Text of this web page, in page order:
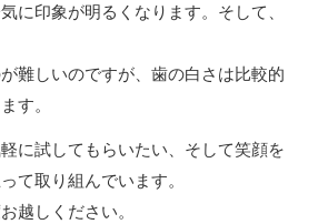
に印象が明るくなります。そして、
難しいのですが、歯の白さは比較的
す。
に試してもらいたい、そして笑顔を
て取り組んでいます。
越しください。